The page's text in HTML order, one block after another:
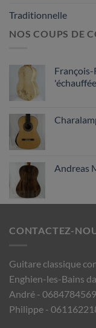
Traditionnelle
NOS COUPS DE
François-
Andreas
CONTACTEZ-
Guitare classique
Enghien-les-Bains
André - 0684784569
Philippe -